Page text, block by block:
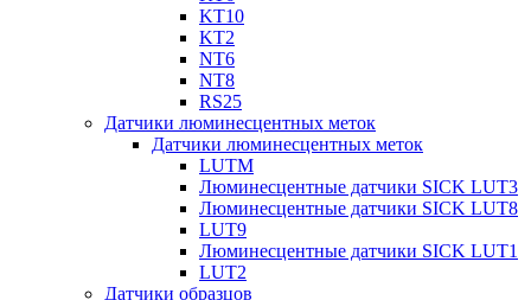
KT10
KT2
NT6
NT8
RS25
Датчики люминесцентных меток
Датчики люминесцентных меток
LUTM
Люминесцентные датчики SICK LUT3
Люминесцентные датчики SICK LUT8
LUT9
Люминесцентные датчики SICK LUT1
LUT2
Датчики образцов